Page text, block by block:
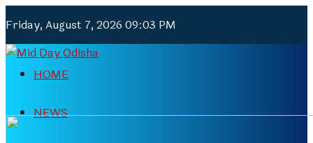
Friday, August 7, 2026 09:03 PM
HOME
NEWS